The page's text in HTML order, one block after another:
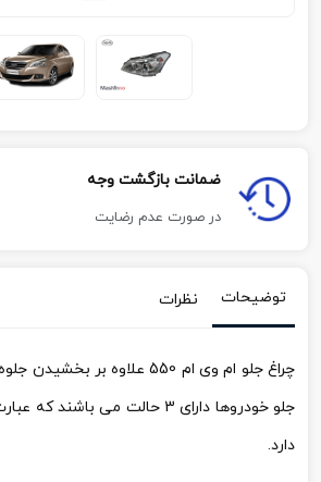
ضمانت بازگشت وجه
در صورت عدم رضایت
توضیحات نظرات
جلو خودروها دارای 3
دارد.